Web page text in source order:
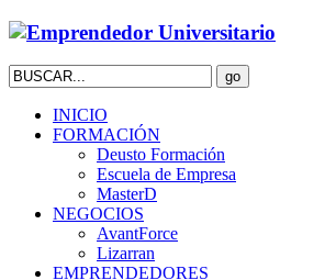
INICIO
FORMACIÓN
Deusto Formación
Escuela de Empresa
MasterD
NEGOCIOS
AvantForce
Lizarran
EMPRENDEDORES